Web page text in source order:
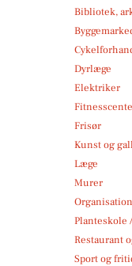
Bibliotek,
Dyrlæge
Elektriker
Frisør
Kunst og
Læge
Murer
Planteskole
Restaurant
Sport og